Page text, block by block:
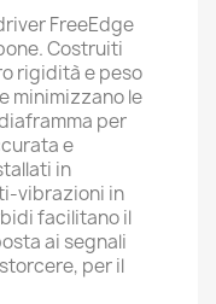
FreeEdge
Costruiti
rigidità e peso
minimizzano le
per
e
in
vibrazioni in
facilitano il
ai segnali
per il